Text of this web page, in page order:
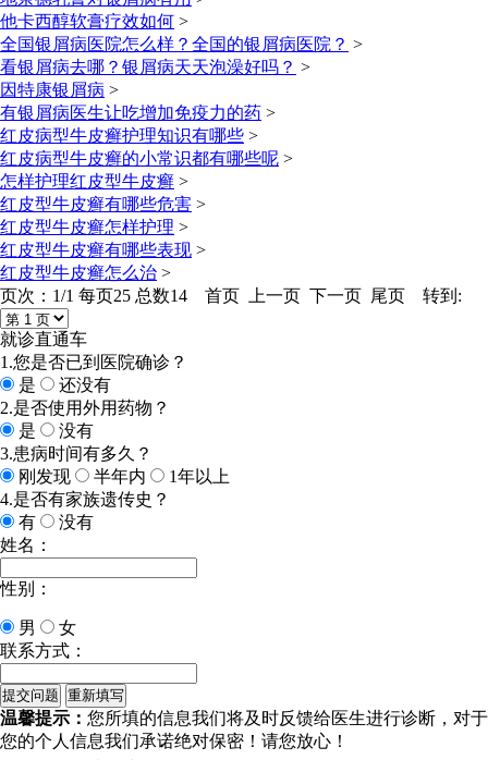
他卡西醇软膏疗效如何 >
全国银屑病医院怎么样？全国的银屑病医院？ >
看银屑病去哪？银屑病天天泡澡好吗？ >
因特康银屑病 >
有银屑病医生让吃增加免疫力的药 >
红皮病型牛皮癣护理知识有哪些 >
红皮病型牛皮癣的小常识都有哪些呢 >
怎样护理红皮型牛皮癣 >
红皮型牛皮癣有哪些危害 >
红皮型牛皮癣怎样护理 >
红皮型牛皮癣有哪些表现 >
红皮型牛皮癣怎么治 >
页次：1/1 每页25 总数14 首页 上一页 下一页 尾页 转到:
就诊直通车
1.您是否已到医院确诊？
是
还没有
2.是否使用外用药物？
是
没有
3.患病时间有多久？
刚发现
半年内
1年以上
4.是否有家族遗传史？
有
没有
姓名：
性别：
男
女
联系方式：
温馨提示： 您所填的信息我们将及时反馈给医生进行诊断，对于
您的个人信息我们承诺绝对保密！请您放心！